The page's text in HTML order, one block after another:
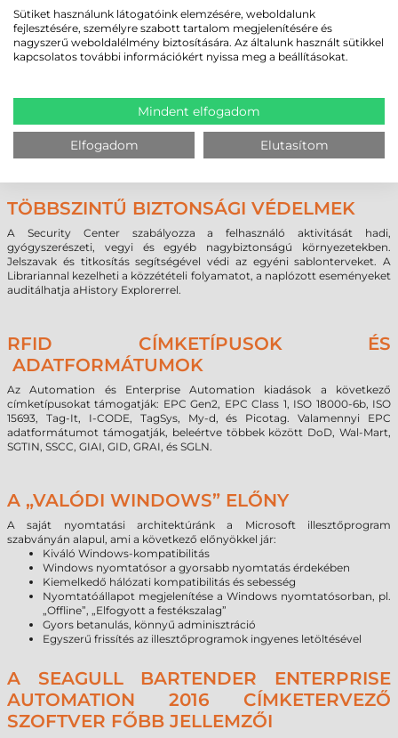
adatformátumhoz – beleértve a nem Windows-alapúakat is, pl. LINUX,
AS/400, Oracle stb. A BarTender támogatja a tervezés közbeni
adatmegtekintést és a nyomtatás idejű adatösszefűzést.
KÁRTYANYOMTATÁS ÉS KÓDOLÁS
A BarTender 10-es verziója hatékony funkciókat biztosít az
azonosítókártyák, belépőkártyák, tagkártyák és bármilyen
plasztikkártya tervezéséhez, nyomtatásához és kódolásához.
TÖBBSZINTŰ BIZTONSÁGI VÉDELMEK
A Security Center szabályozza a felhasználó aktivitását hadi,
gyógyszerészeti, vegyi és egyéb nagybiztonságú környezetekben.
Jelszavak és titkosítás segítségével védi az egyéni sablonterveket. A
Librariannal kezelheti a közzétételi folyamatot, a naplózott eseményeket
auditálhatja aHistory Explorerrel.
RFID CÍMKETÍPUSOK ÉS
ADATFORMÁTUMOK
Az Automation és Enterprise Automation kiadások a következő
címketípusokat támogatják: EPC Gen2, EPC Class 1, ISO 18000-6b, ISO
15693, Tag-It, I-CODE, TagSys, My-d, és Picotag. Valamennyi EPC
adatformátumot támogatják, beleértve többek között DoD, Wal-Mart,
SGTIN, SSCC, GIAI, GID, GRAI, és SGLN.
A „VALÓDI WINDOWS” ELŐNY
A saját nyomtatási architektúránk a Microsoft illesztőprogram
szabványán alapul, ami a következő előnyökkel jár:
Kiváló Windows-kompatibilitás
Windows nyomtatósor a gyorsabb nyomtatás érdekében
Kiemelkedő hálózati kompatibilitás és sebesség
Nyomtatóállapot megjelenítése a Windows nyomtatósorban, pl.
„Offline”, „Elfogyott a festékszalag”
Gyors betanulás, könnyű adminisztráció
Egyszerű frissítés az illesztőprogramok ingyenes letöltésével
A SEAGULL BARTENDER ENTERPRISE
AUTOMATION 2016 CÍMKETERVEZŐ
SZOFTVER FŐBB JELLEMZŐI
Sütiket használunk látogatóink elemzésére, weboldalunk
fejlesztésére, személyre szabott tartalom megjelenítésére és
nagyszerű weboldalélmény biztosítására. Az általunk használt sütikkel
kapcsolatos további információkért nyissa meg a beállításokat.
Mindent elfogadom
Elfogadom Elutasítom